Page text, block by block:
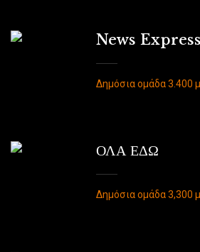
News Express
Δημόσια ομάδα 3.400
ΟΛΑ ΕΔΩ
Δημόσια ομάδα 3,300